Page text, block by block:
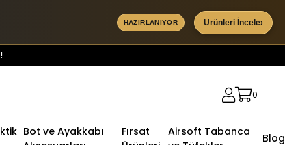
HAZIRLANIYOR Ürünleri İncele›
0
Bot ve Ayakkabı
Fırsat
Airsoft Tabanca
Blog